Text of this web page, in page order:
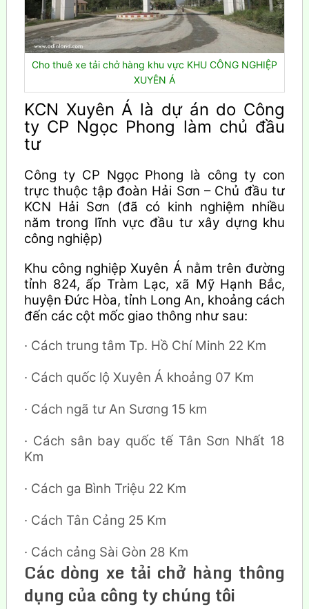
Cho thuê xe tải chở hàng khu vực KHU CÔNG NGHIỆP
XUYÊN Á
KCN Xuyên Á là dự án do Công
ty CP Ngọc Phong làm chủ đầu
tư
Công ty CP Ngọc Phong là công ty con
trực thuộc tập đoàn Hải Sơn – Chủ đầu tư
KCN Hải Sơn (đã có kinh nghiệm nhiều
năm trong lĩnh vực đầu tư xây dựng khu
công nghiệp)
Khu công nghiệp Xuyên Á nằm trên đường
tỉnh 824, ấp Tràm Lạc, xã Mỹ Hạnh Bắc,
huyện Đức Hòa, tỉnh Long An, khoảng cách
đến các cột mốc giao thông như sau:
· Cách trung tâm Tp. Hồ Chí Minh 22 Km
· Cách quốc lộ Xuyên Á khoảng 07 Km
· Cách ngã tư An Sương 15 km
· Cách sân bay quốc tế Tân Sơn Nhất 18
Km
· Cách ga Bình Triệu 22 Km
· Cách Tân Cảng 25 Km
· Cách cảng Sài Gòn 28 Km
Các dòng xe tải chở hàng thông
dụng của công ty chúng tôi